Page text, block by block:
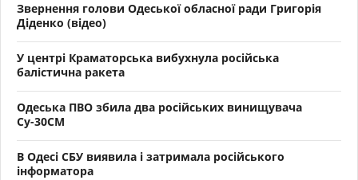
Звернення голови Одеської обласної ради Григорія
Діденко (відео)
У центрі Краматорська вибухнула російська
балістична ракета
Одеська ПВО збила два російських винищувача
Су-30СМ
В Одесі СБУ виявила і затримала російського
інформатора